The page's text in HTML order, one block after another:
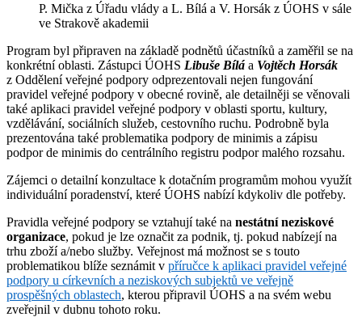
P. Mička z Úřadu vlády a L. Bílá a V. Horsák z ÚOHS v sále
ve Strakově akademii
Program byl připraven na základě podnětů účastníků a zaměřil se na
konkrétní oblasti. Zástupci ÚOHS Libuše Bílá a Vojtěch Horsák
z Oddělení veřejné podpory odprezentovali nejen fungování
pravidel veřejné podpory v obecné rovině, ale detailněji se věnovali
také aplikaci pravidel veřejné podpory v oblasti sportu, kultury,
vzdělávání, sociálních služeb, cestovního ruchu. Podrobně byla
prezentována také problematika podpory de minimis a zápisu
podpor de minimis do centrálního registru podpor malého rozsahu.
Zájemci o detailní konzultace k dotačním programům mohou využít
individuální poradenství, které ÚOHS nabízí kdykoliv dle potřeby.
Pravidla veřejné podpory se vztahují také na nestátní neziskové
organizace, pokud je lze označit za podnik, tj. pokud nabízejí na
trhu zboží a/nebo služby. Veřejnost má možnost se s touto
problematikou blíže seznámit v příručce k aplikaci pravidel veřejné
podpory u církevních a neziskových subjektů ve veřejně
prospěšných oblastech, kterou připravil ÚOHS a na svém webu
zveřejnil v dubnu tohoto roku.